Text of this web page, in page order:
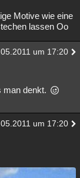
Motive wie eine
lassen Oo
um 17:20
man denkt.
um 17:20